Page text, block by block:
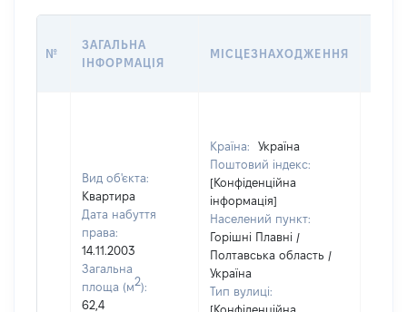
№
ЗАГАЛЬНА
ІНФОРМАЦІЯ
МІСЦЕЗНАХОДЖЕННЯ
Вид об'єкта:
Квартира
Дата набуття
права:
14.11.2003
Загальна
площа (м2):
62,4
Країна:
Україна
Поштовий індекс:
[Конфіденційна
інформація]
Населений пункт:
Горішні Плавні /
Полтавська область /
Україна
Тип вулиці:
[Конфіденційна